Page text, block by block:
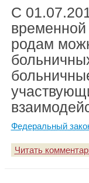
С
временной
родам
Федеральный
Читать